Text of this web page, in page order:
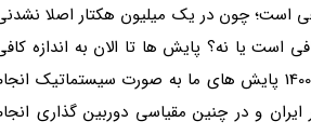
است؛ چون در یک میلیون هکتار اصلا
است یا نه؟ پایش ها تا الان به اندازه
اجرا شده است و از جایی به بعد دیگر نتایج مشترکی به دست می آورید. در سال 1400 پایش های ما به صورت سیستماتیک
در ایران و در چنین مقیاسی دوربین گذاری